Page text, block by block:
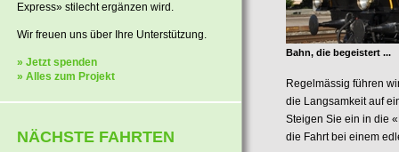
Express» stilecht ergänzen wird.
Wir freuen uns über Ihre Unterstützung.
» Jetzt spenden
» Alles zum Projekt
NÄCHSTE FAHRTEN
Bahn, die begeistert ...
Regelmässig führen
die Langsamkeit auf
Steigen Sie ein in die
die Fahrt bei einem